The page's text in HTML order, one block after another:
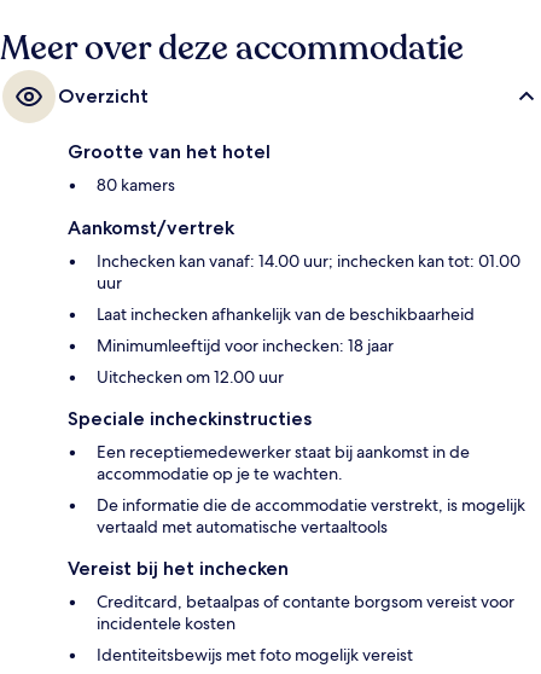
Meer over deze accommodatie
Overzicht
Grootte van het hotel
80 kamers
Aankomst/vertrek
Inchecken kan vanaf: 14.00 uur; inchecken kan tot: 01.00
uur
Laat inchecken afhankelijk van de beschikbaarheid
Minimumleeftijd voor inchecken: 18 jaar
Uitchecken om 12.00 uur
Speciale incheckinstructies
Een receptiemedewerker staat bij aankomst in de
accommodatie op je te wachten.
De informatie die de accommodatie verstrekt, is mogelijk
vertaald met automatische vertaaltools
Vereist bij het inchecken
Creditcard, betaalpas of contante borgsom vereist voor
incidentele kosten
Identiteitsbewijs met foto mogelijk vereist